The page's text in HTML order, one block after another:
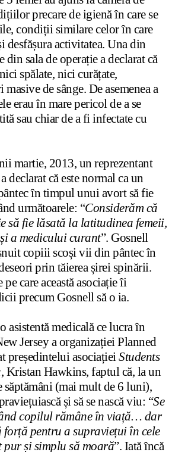
precare de igienă în care se
condiții similare celor în care
activitatea. Una din
din sala de operație a declarat că
spălate, nici curățate,
de sânge. De asemenea a
erau în mare pericol de a se
sau chiar de a fi infectate cu
martie, 2013, un reprezentant
declarat că este normal ca un
în timpul unui avort să fie
următoarele: “Considerăm că
să fie lăsată la latitudinea femeii,
a medicului curant”. Gosnell
copiii scoși vii din pântec în
prin tăierea șirei spinării.
care această asociație îi
precum Gosnell să o ia.
asistentă medicală ce lucra în
Jersey a organizației Planned
președintelui asociațieiStudents
, Kristan Hawkins, faptul că, la un
săptămâni (mai mult de 6 luni),
și să se nască viu: “Se
copilul rămâne în viață… dar
forță pentru a supraviețui în cele
pur și simplu să moară”. Iată încă